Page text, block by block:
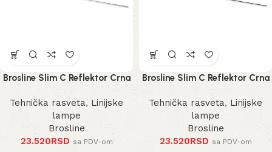
Brosline Slim C Reflektor Crna
3000K 1200 mm 40 mm 1291
mm
Tehnička rasveta, Linijske
lampe
Brosline
23.520RSD sa PDV-om
Brosline Slim C Reflektor Crna
3000K 1200 mm 40 mm 1289
mm
Tehnička rasveta, Linijske
lampe
Brosline
23.520RSD sa PDV-om